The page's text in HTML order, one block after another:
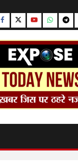
Facebook
TwitterYouTube